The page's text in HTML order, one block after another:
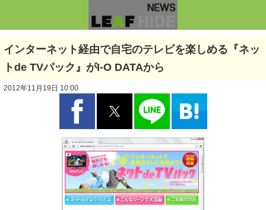
インターネット経由で自宅のテレビを楽しめる『ネッ
トde TVパック』がI-O DATAから
2012年11月19日 10:00